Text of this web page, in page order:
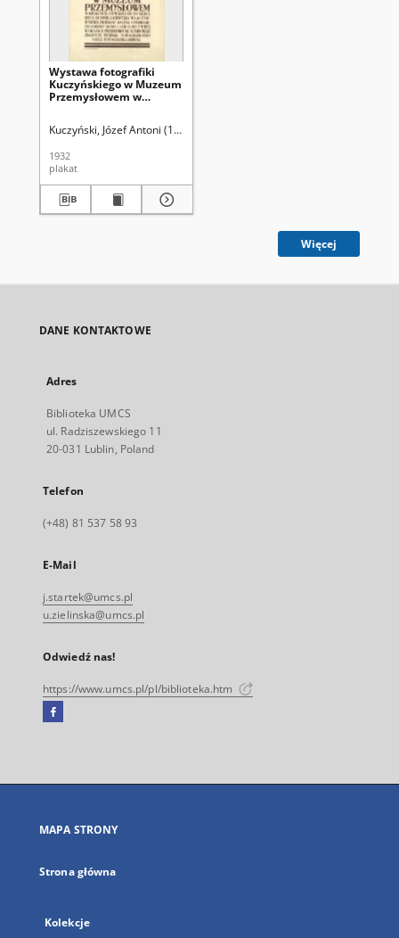
Wystawa fotografiki
Kuczyńskiego w Muzeum
Przemysłowem w
Kuczyński, Józef Antoni (1875-1952)
1932
plakat
Więcej
DANE KONTAKTOWE
Adres
Biblioteka UMCS
ul. Radziszewskiego 11
20-031 Lublin, Poland
Telefon
(+48) 81 537 58 93
E-Mail
j.startek@umcs.pl
u.zielinska@umcs.pl
Odwiedź nas!
https://www.umcs.pl/pl/biblioteka.htm
Facebook
się
karcie
MAPA STRONY
Strona główna
Kolekcje